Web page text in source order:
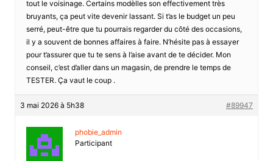
tout le voisinage. Certains modèlles son effectivement très
bruyants, ça peut vite devenir lassant. Si t’as le budget un peu
serré, peut-être que tu pourrais regarder du côté des occasions,
il y a souvent de bonnes affaires à faire. N’hésite pas à essayer
pour t’assurer que tu te sens à l’aise avant de te décider. Mon
conseil, c’est d’aller dans un magasin, de prendre le temps de
TESTER. Ça vaut le coup .
3 mai 2026 à 5h38 #89947
phobie_admin
Participant